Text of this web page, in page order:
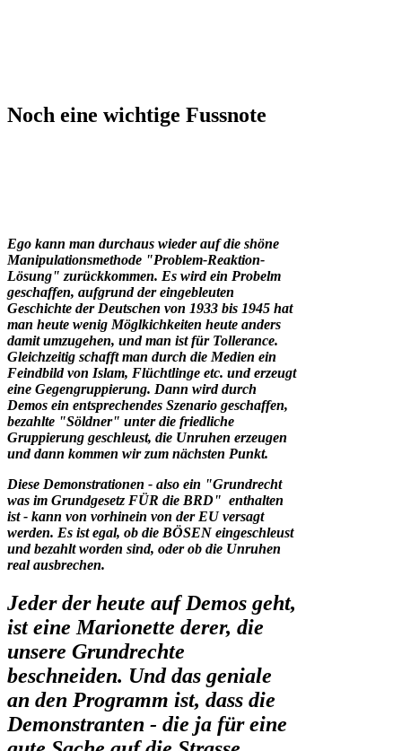
Noch eine wichtige Fussnote
Ego kann man durchaus wieder auf die shöne
Manipulationsmethode "Problem-Reaktion-
Lösung" zurückkommen. Es wird ein Probelm
geschaffen, aufgrund der eingebleuten
Geschichte der Deutschen von 1933 bis 1945 hat
man heute wenig Möglkichkeiten heute anders
damit umzugehen, und man ist für Tollerance.
Gleichzeitig schafft man durch die Medien ein
Feindbild von Islam, Flüchtlinge etc. und erzeugt
eine Gegengruppierung. Dann wird durch
Demos ein entsprechendes Szenario geschaffen,
bezahlte "Söldner" unter die friedliche
Gruppierung geschleust, die Unruhen erzeugen
und dann kommen wir zum nächsten Punkt.
Diese Demonstrationen - also ein "Grundrecht
was im Grundgesetz FÜR die BRD" enthalten
ist - kann von vorhinein von der EU versagt
werden. Es ist egal, ob die BÖSEN eingeschleust
und bezahlt worden sind, oder ob die Unruhen
real ausbrechen.
Jeder der heute auf Demos geht,
ist eine Marionette derer, die
unsere Grundrechte
beschneiden. Und das geniale
an den Programm ist, dass die
Demonstranten - die ja für eine